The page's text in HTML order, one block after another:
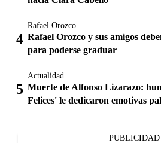
Rafael Orozco
Rafael Orozco y sus amigos
para poderse graduar
Actualidad
Muerte de Alfonso Lizarazo:
Felices' le dedicaron emotivas
PUBLICIDAD